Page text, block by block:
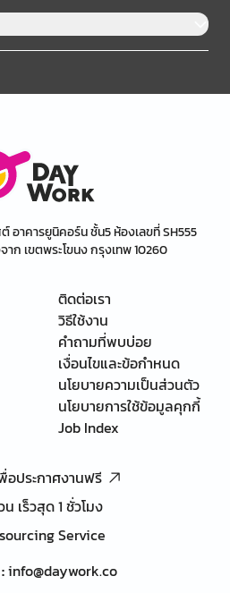
ต์ อาคารยูนิคอร์น ชั้น5 ห้องเลขที่ SH555
ก เขตพระโขนง กรุงเทพ 10260
ติดต่อเรา
วิธีใช้งาน
คำถามที่พบบ่อย
เงื่อนไขและข้อกำหนด
นโยบายความเป็นส่วนตัว
นโยบายการใช้ข้อมูลคุกกี้
Job Index
อประกาศงานฟรี
เร็วสุด 1 ชั่วโมง
Service
:info@daywork.co